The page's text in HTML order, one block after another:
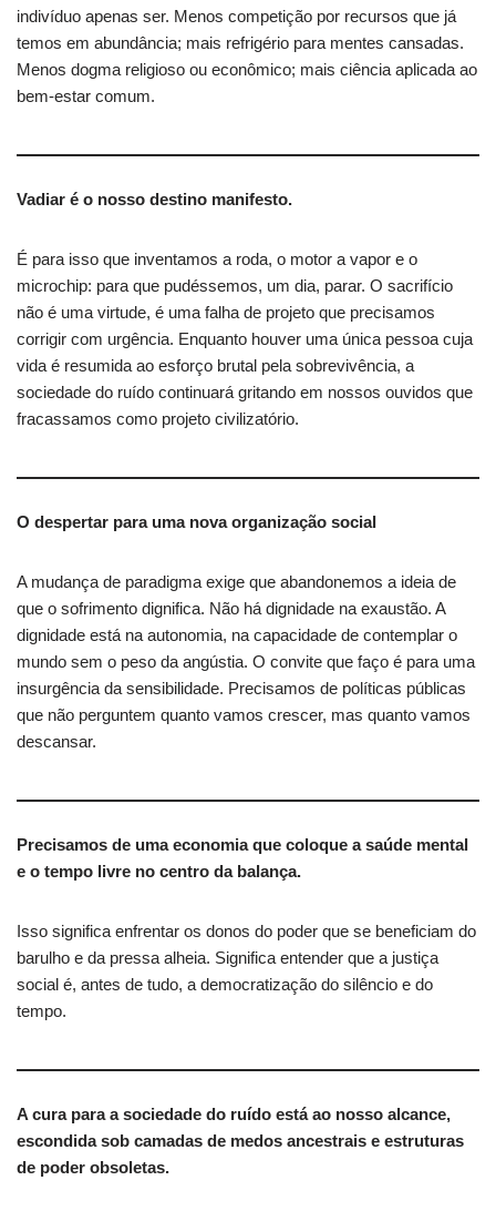
indivíduo apenas ser. Menos competição por recursos que já
temos em abundância; mais refrigério para mentes cansadas.
Menos dogma religioso ou econômico; mais ciência aplicada ao
bem-estar comum.
Vadiar é o nosso destino manifesto.
É para isso que inventamos a roda, o motor a vapor e o
microchip: para que pudéssemos, um dia, parar. O sacrifício
não é uma virtude, é uma falha de projeto que precisamos
corrigir com urgência. Enquanto houver uma única pessoa cuja
vida é resumida ao esforço brutal pela sobrevivência, a
sociedade do ruído continuará gritando em nossos ouvidos que
fracassamos como projeto civilizatório.
O despertar para uma nova organização social
A mudança de paradigma exige que abandonemos a ideia de
que o sofrimento dignifica. Não há dignidade na exaustão. A
dignidade está na autonomia, na capacidade de contemplar o
mundo sem o peso da angústia. O convite que faço é para uma
insurgência da sensibilidade. Precisamos de políticas públicas
que não perguntem quanto vamos crescer, mas quanto vamos
descansar.
Precisamos de uma economia que coloque a saúde mental
e o tempo livre no centro da balança.
Isso significa enfrentar os donos do poder que se beneficiam do
barulho e da pressa alheia. Significa entender que a justiça
social é, antes de tudo, a democratização do silêncio e do
tempo.
A cura para a sociedade do ruído está ao nosso alcance,
escondida sob camadas de medos ancestrais e estruturas
de poder obsoletas.